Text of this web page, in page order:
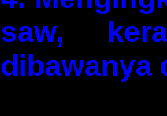
saw,
dibawanya